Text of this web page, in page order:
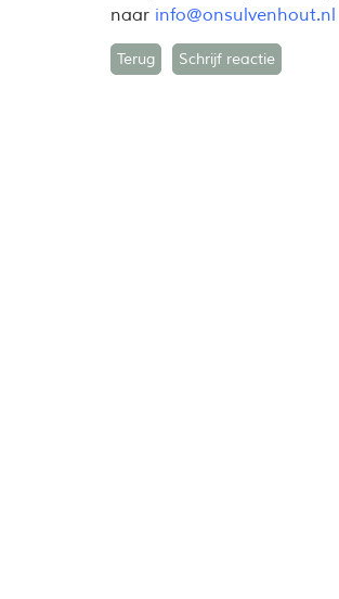
naar info@onsulvenhout.nl
Terug Schrijf reactie